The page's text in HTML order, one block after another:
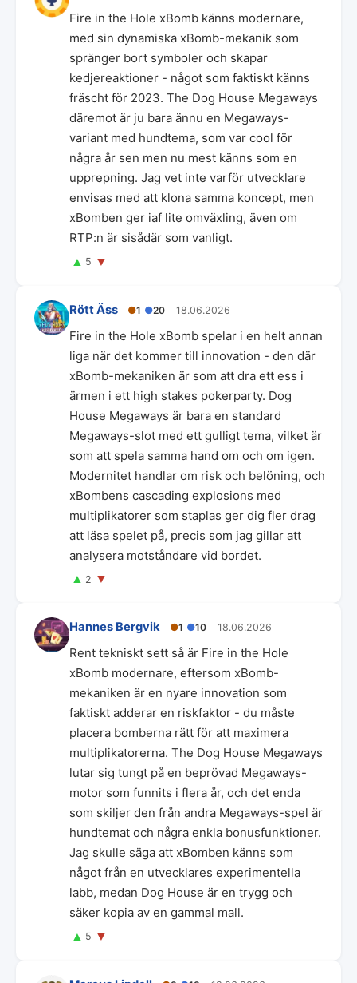
Fire in the Hole xBomb känns modernare,
med sin dynamiska xBomb-mekanik som
spränger bort symboler och skapar
kedjereaktioner - något som faktiskt känns
fräscht för 2023. The Dog House Megaways
däremot är ju bara ännu en Megaways-
variant med hundtema, som var cool för
några år sen men nu mest känns som en
upprepning. Jag vet inte varför utvecklare
envisas med att klona samma koncept, men
xBomben ger iaf lite omväxling, även om
RTP:n är sisådär som vanligt.
▲ 5 ▼
Rött Äss ●1 ●20 18.06.2026
Fire in the Hole xBomb spelar i en helt annan
liga när det kommer till innovation - den där
xBomb-mekaniken är som att dra ett ess i
ärmen i ett high stakes pokerparty. Dog
House Megaways är bara en standard
Megaways-slot med ett gulligt tema, vilket är
som att spela samma hand om och om igen.
Modernitet handlar om risk och belöning, och
xBombens cascading explosions med
multiplikatorer som staplas ger dig fler drag
att läsa spelet på, precis som jag gillar att
analysera motståndare vid bordet.
▲ 2 ▼
Hannes Bergvik ●1 ●10 18.06.2026
Rent tekniskt sett så är Fire in the Hole
xBomb modernare, eftersom xBomb-
mekaniken är en nyare innovation som
faktiskt adderar en riskfaktor - du måste
placera bomberna rätt för att maximera
multiplikatorerna. The Dog House Megaways
lutar sig tungt på en beprövad Megaways-
motor som funnits i flera år, och det enda
som skiljer den från andra Megaways-spel är
hundtemat och några enkla bonusfunktioner.
Jag skulle säga att xBomben känns som
något från en utvecklares experimentella
labb, medan Dog House är en trygg och
säker kopia av en gammal mall.
▲ 5 ▼